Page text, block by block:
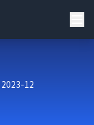
2023-12